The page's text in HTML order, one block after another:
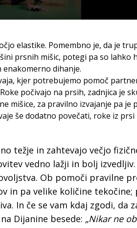
elastike. Pomembno je, da je
prsnih mišic, potegi pa so lahko
dihanje.
kjer potrebujemo pomoč
počivajo na prsih, zadnjica je
mišice, za pravilno izvajanje pa
še dodatno povečati, roke iz
težje in zahtevajo večjo
vedno lažji in bolj
Ob pomoči pravilne
in pa velike količine tekočine;
In če se vam kdaj zgodi, da
Dijanine besede: „Nikar ne